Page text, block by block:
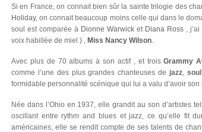
Si en France, on connait bien sûr la sainte trilogie des
Holiday, on connait beaucoup moins celle qui dans le
soul est comparée à Dionne Warwicket Diana Ross ,
voix habillée de miel ) , Miss Nancy Wilson.
Avec plus de 70 albums à son actif , et troisGrammy
comme l’une des plus grandes chanteuses de jazz,soul
formidable personnalité scénique qui lui a valu d’avoir
Née dans l’Ohio en 1937, elle grandit au son d’artistes
oscillant entre rythm and blues et jazz, ce qu’elle fit
américaines, elle se rendit compte de ses talents de